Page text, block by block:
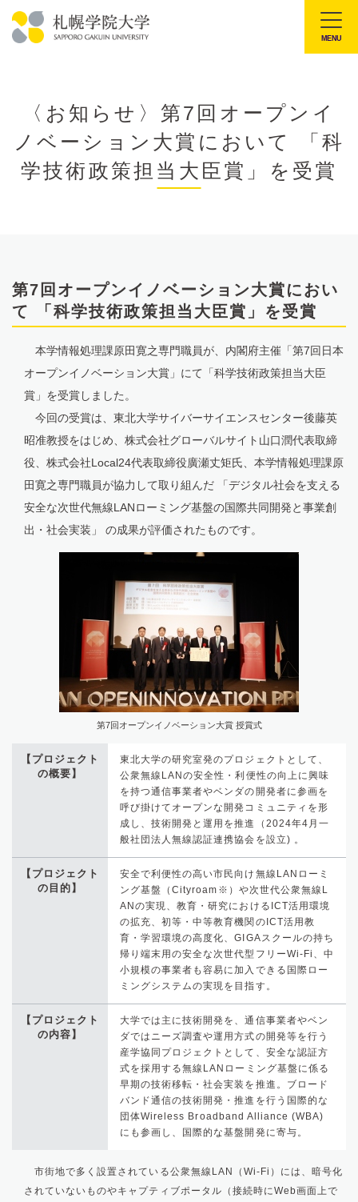
文
大
学
MENU
〈お知らせ〉第7回オープンイ
ノベーション大賞において 「科
学技術政策担当大臣賞」を受賞
第7回オープンイノベーション大賞におい
て 「科学技術政策担当大臣賞」を受賞
本学情報処理課原田寛之専門職員が、内閣府主催「第7回日本
オープンイノベーション大賞」にて「科学技術政策担当大臣
賞」を受賞しました。
今回の受賞は、東北大学サイバーサイエンスセンター後藤英
昭准教授をはじめ、株式会社グローバルサイト山口潤代表取締
役、株式会社Local24代表取締役廣瀬丈矩氏、本学情報処理課原
田寛之専門職員が協力して取り組んだ 「デジタル社会を支える
安全な次世代無線LANローミング基盤の国際共同開発と事業創
出・社会実装」 の成果が評価されたものです。
第7回オープンイノベーション大賞 授賞式
【プロジェクト
の概要】
東北大学の研究室発のプロジェクトとして、
公衆無線LANの安全性・利便性の向上に興味
を持つ通信事業者やベンダの開発者に参画を
呼び掛けてオープンな開発コミュニティを形
成し、技術開発と運用を推進（2024年4月一
般社団法人無線認証連携協会を設立) 。
【プロジェクト
の目的】
安全で利便性の高い市民向け無線LANローミ
ング基盤（Cityroam※）や次世代公衆無線L
ANの実現、教育・研究におけるICT活用環境
の拡充、初等・中等教育機関のICT活用教
育・学習環境の高度化、GIGAスクールの持ち
帰り端末用の安全な次世代型フリーWi-Fi、中
小規模の事業者も容易に加入できる国際ロー
ミングシステムの実現を目指す。
【プロジェクト
の内容】
大学では主に技術開発を、通信事業者やベン
ダではニーズ調査や運用方式の開発等を行う
産学協同プロジェクトとして、安全な認証方
式を採用する無線LANローミング基盤に係る
早期の技術移転・社会実装を推進。ブロード
バンド通信の技術開発・推進を行う国際的な
団体Wireless Broadband Alliance (WBA)
にも参画し、国際的な基盤開発に寄与。
市街地で多く設置されている公衆無線 LAN （ Wi-Fi ）には、暗号化
されていないものやキャプティブポータル（接続時にWeb画面上で